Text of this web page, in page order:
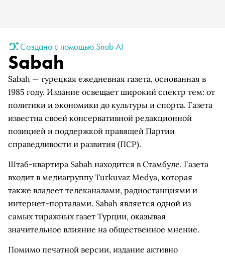
Создано с помощью Snob AI
Sabah
Sabah — турецкая ежедневная газета, основанная в
1985 году. Издание освещает широкий спектр тем: от
политики и экономики до культуры и спорта. Газета
известна своей консервативной редакционной
позицией и поддержкой правящей Партии
справедливости и развития (ПСР).
Штаб-квартира Sabah находится в Стамбуле. Газета
входит в медиагруппу Turkuvaz Medya, которая
также владеет телеканалами, радиостанциями и
интернет-порталами. Sabah является одной из
самых тиражных газет Турции, оказывая
значительное влияние на общественное мнение.
Помимо печатной версии, издание активно